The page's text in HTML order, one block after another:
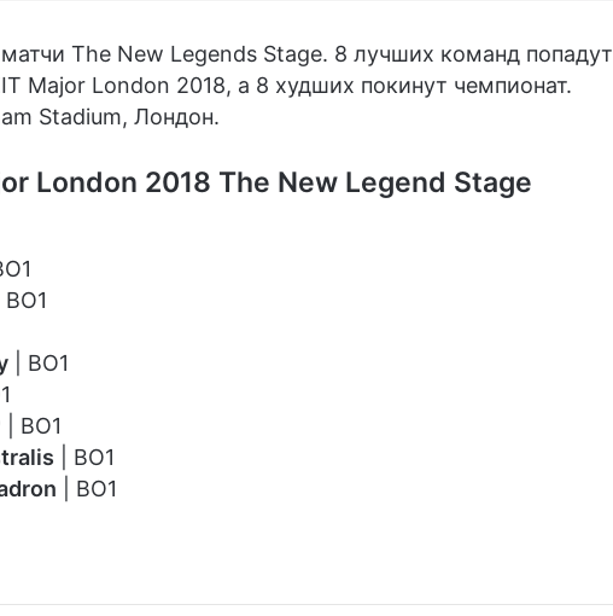
The New Legends Stage. 8 лучших команд попадут
Major London 2018, а 8 худших покинут чемпионат.
Stadium, Лондон.
London 2018 The New Legend Stage
| BO1
| BO1
| BO1
| BO1
| BO1